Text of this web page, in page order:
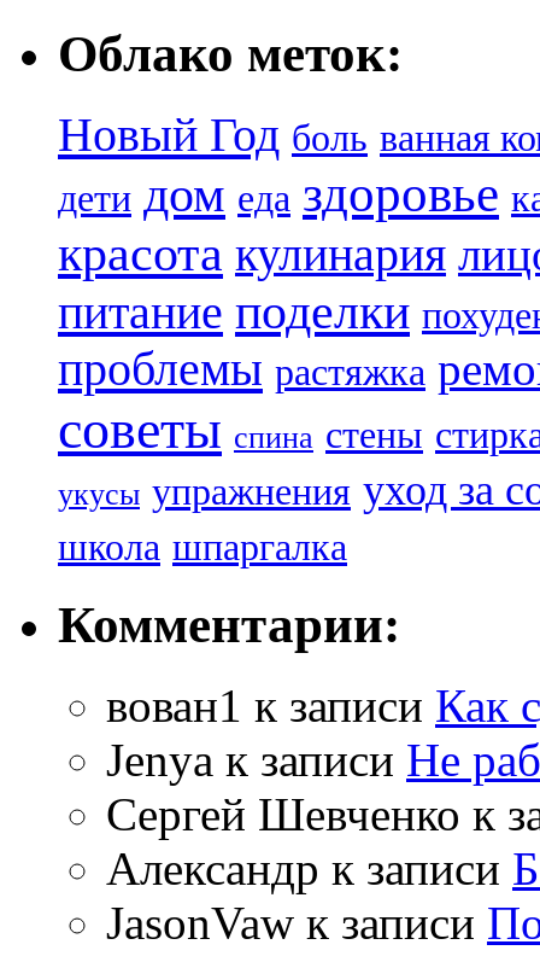
Облако меток:
Новый Год боль ванная
дети дом еда здоровье
красота кулинария
питание поделки
проблемы растяжка
советы спина стены
укусы упражнения уход за
школа шпаргалка
Комментарии:
вован1 к записи Как
Jenya к записи Не
Сергей Шевченко к
Александр к записи
JasonVaw к записи